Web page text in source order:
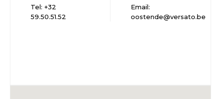
Tel: +32
59.50.51.52
Email:
oostende@versato.be